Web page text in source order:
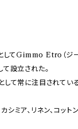
してGimmo Etro（ジ
て設立された。
して常に注目されてい
シミア、リネン、コット